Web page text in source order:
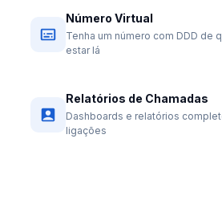
Número Virtual
Tenha um número com DDD de
estar lá
Relatórios de Chamadas
Dashboards e relatórios
ligações